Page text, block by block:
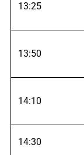
13:25
13:50
14:10
14:30